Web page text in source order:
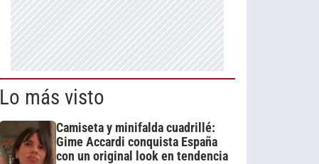
Lo más visto
Camiseta y minifalda cuadrillé:
Gime Accardi conquista España
con un original look en tendencia